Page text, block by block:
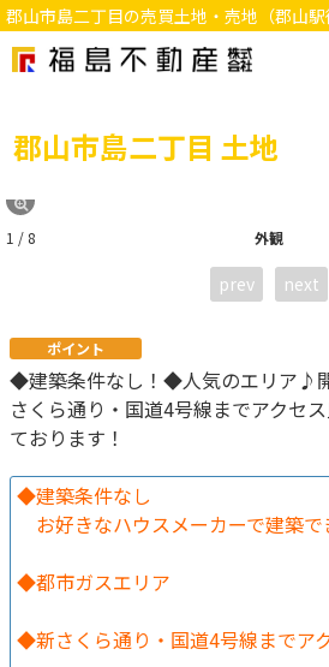
郡山市島二丁目の売買土地・売地（郡山
郡山市島二丁目 土地
外観
1 / 8
prev next
ポイント
◆建築条件なし！◆人気のエリア♪
さくら通り・国道4号線までアクセ
ております！
◆建築条件なし
お好きなハウスメーカーで建築
◆都市ガスエリア
◆新さくら通り・国道4号線までア